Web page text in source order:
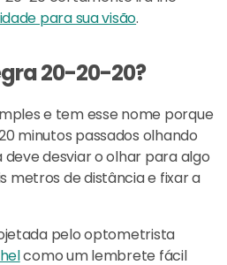
para sua visão.
20-20-20?
e tem esse nome porque
minutos passados ​​olhando
desviar o olhar para algo
metros de distância e fixar a
pelo optometrista
como um lembrete fácil